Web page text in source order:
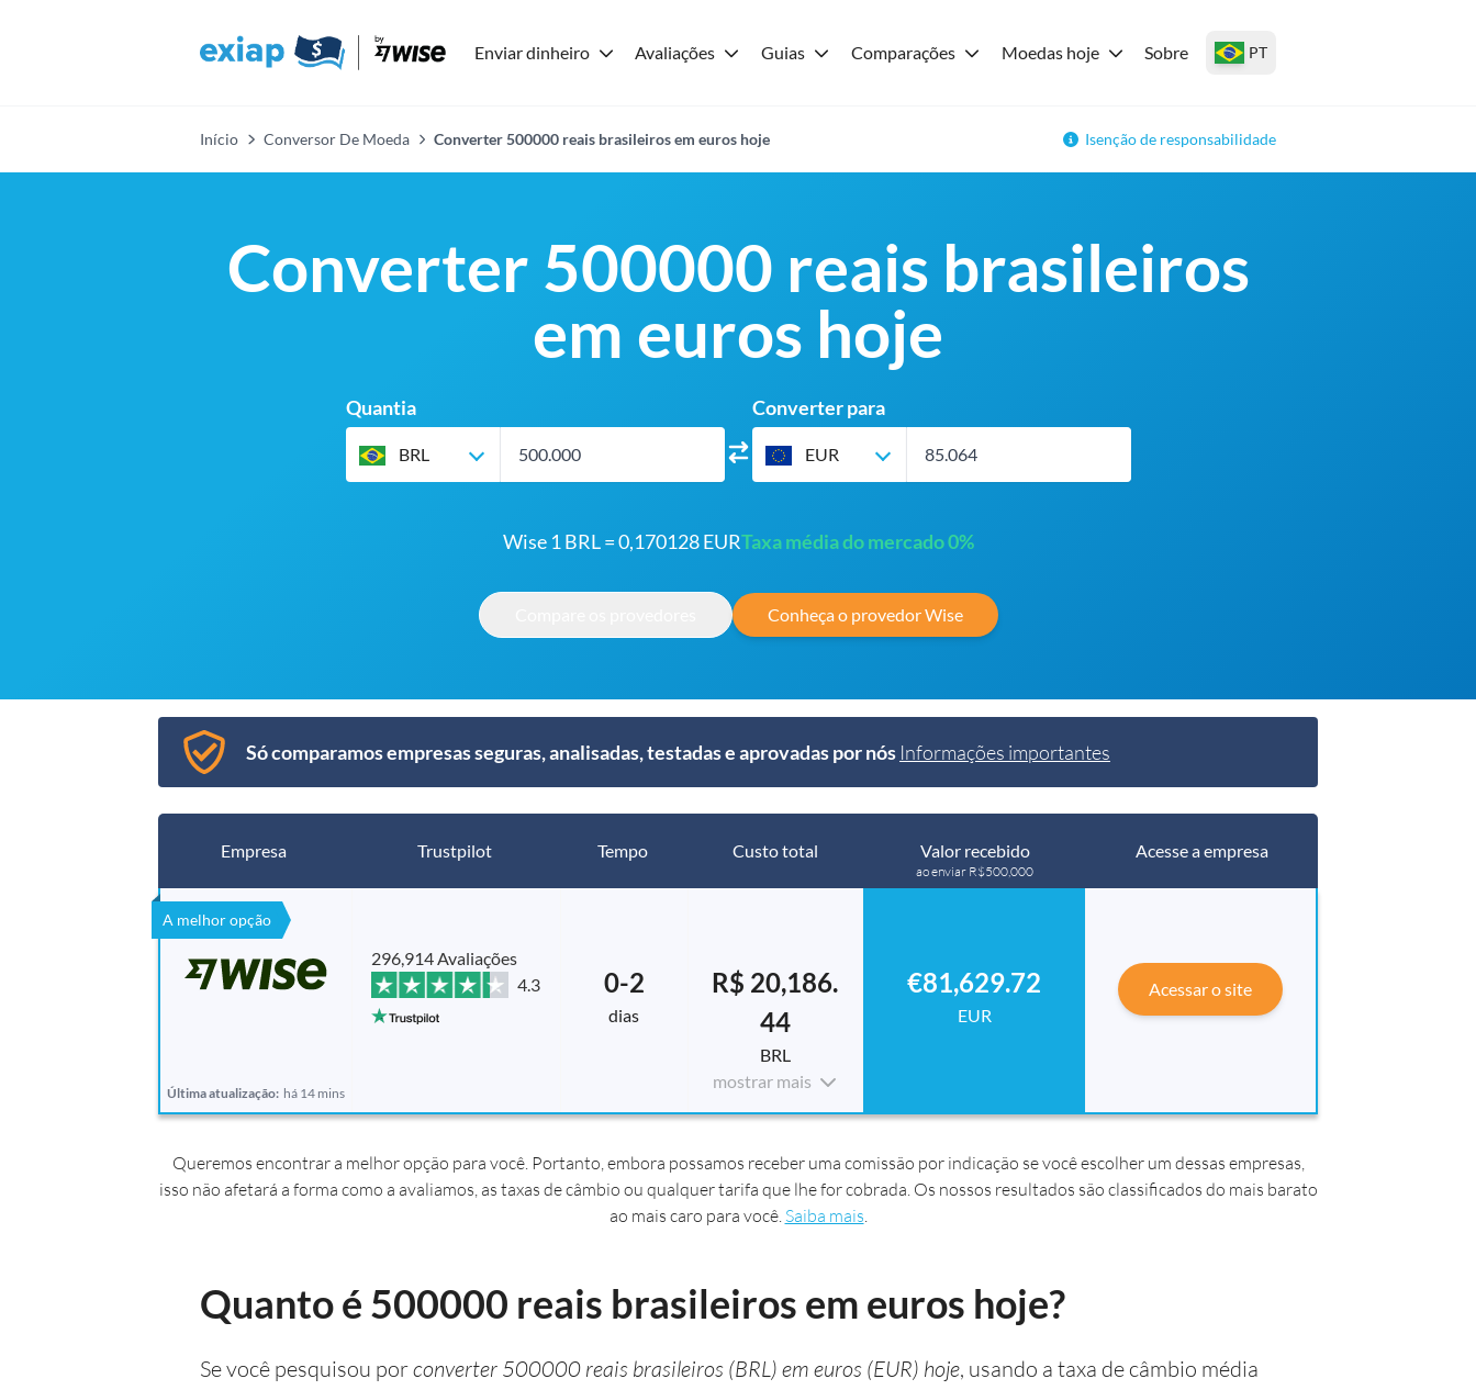
Enviar dinheiro Avaliações Guias Comparações Moedas hoje Sobre PT
Início Conversor De Moeda Converter 500000 reais brasileiros em euros hoje Isenção de responsabilidade
Converter 500000 reais brasileiros
em euros hoje
Quantia
BRL
Converter para
EUR
Wise 1 BRL = 0,170128 EURTaxa média do mercado 0%
Conheça o provedor Wise
Só comparamos empresas seguras, analisadas, testadas e aprovadas por nós Informações importantes
Empresa Trustpilot Tempo Custo total Valor recebido
ao enviar R$500,000
Acesse a empresa
A melhor opção
Última atualização: há 14 mins
296,914 Avaliações
4.3
0-2
dias
R$ 20,186.
44
BRL
mostrar mais
€81,629.72
EUR
Acessar o site
Queremos encontrar a melhor opção para você. Portanto, embora possamos receber uma comissão por indicação se você escolher um dessas empresas,
isso não afetará a forma como a avaliamos, as taxas de câmbio ou qualquer tarifa que lhe for cobrada. Os nossos resultados são classificados do mais barato
ao mais caro para você. Saiba mais.
Quanto é 500000 reais brasileiros em euros hoje?
Se você pesquisou porconverter 500000 reais brasileiros (BRL) em euros (EUR) hoje, usando a taxa de câmbio média